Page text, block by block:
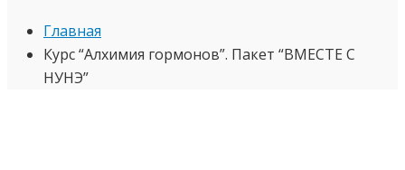
Главная
Курс “Алхимия гормонов”. Пакет “ВМЕСТЕ С
НУНЭ”